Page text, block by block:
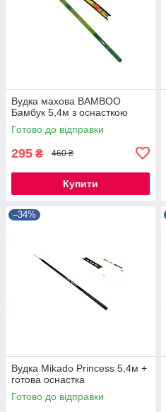
Вудка махова BAMBOO
Бамбук 5,4м з оснасткою
Готово до відправки
295 ₴ 460 ₴
Купити
–34%
Вудка Mikado Princess 5,4м +
готова оснастка
Готово до відправки